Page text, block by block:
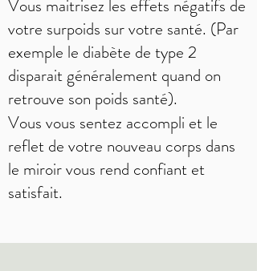
Vous maitrisez les effets négatifs de
votre surpoids sur votre santé. (Par
exemple le diabète de type 2
disparait généralement quand on
retrouve son poids santé).
Vous vous sentez accompli et le
reflet de votre nouveau corps dans
le miroir vous rend confiant et
satisfait.